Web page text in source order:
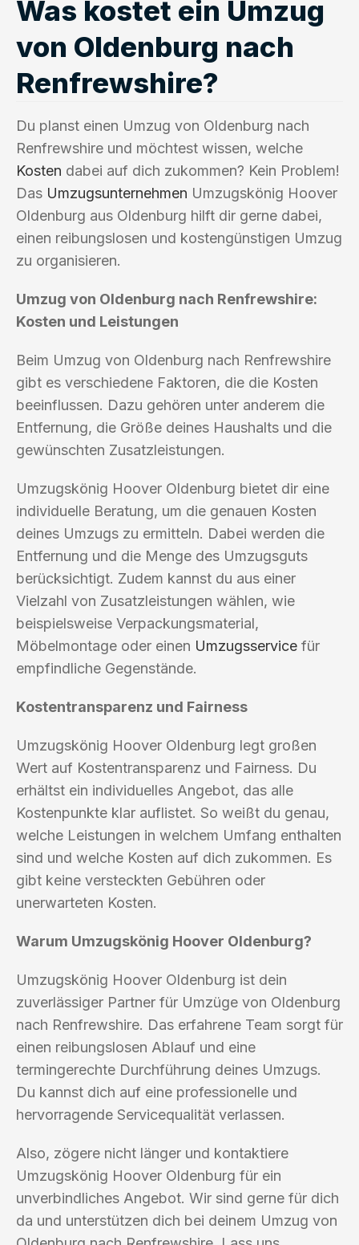
Was kostet ein Umzug
von Oldenburg nach
Renfrewshire?
Du planst einen Umzug von Oldenburg nach
Renfrewshire und möchtest wissen, welche
Kosten dabei auf dich zukommen? Kein Problem!
Das Umzugsunternehmen Umzugskönig Hoover
Oldenburg aus Oldenburg hilft dir gerne dabei,
einen reibungslosen und kostengünstigen Umzug
zu organisieren.
Umzug von Oldenburg nach Renfrewshire:
Kosten und Leistungen
Beim Umzug von Oldenburg nach Renfrewshire
gibt es verschiedene Faktoren, die die Kosten
beeinflussen. Dazu gehören unter anderem die
Entfernung, die Größe deines Haushalts und die
gewünschten Zusatzleistungen.
Umzugskönig Hoover Oldenburg bietet dir eine
individuelle Beratung, um die genauen Kosten
deines Umzugs zu ermitteln. Dabei werden die
Entfernung und die Menge des Umzugsguts
berücksichtigt. Zudem kannst du aus einer
Vielzahl von Zusatzleistungen wählen, wie
beispielsweise Verpackungsmaterial,
Möbelmontage oder einen Umzugsservice für
empfindliche Gegenstände.
Kostentransparenz und Fairness
Umzugskönig Hoover Oldenburg legt großen
Wert auf Kostentransparenz und Fairness. Du
erhältst ein individuelles Angebot, das alle
Kostenpunkte klar auflistet. So weißt du genau,
welche Leistungen in welchem Umfang enthalten
sind und welche Kosten auf dich zukommen. Es
gibt keine versteckten Gebühren oder
unerwarteten Kosten.
Warum Umzugskönig Hoover Oldenburg?
Umzugskönig Hoover Oldenburg ist dein
zuverlässiger Partner für Umzüge von Oldenburg
nach Renfrewshire. Das erfahrene Team sorgt für
einen reibungslosen Ablauf und eine
termingerechte Durchführung deines Umzugs.
Du kannst dich auf eine professionelle und
hervorragende Servicequalität verlassen.
Also, zögere nicht länger und kontaktiere
Umzugskönig Hoover Oldenburg für ein
unverbindliches Angebot. Wir sind gerne für dich
da und unterstützen dich bei deinem Umzug von